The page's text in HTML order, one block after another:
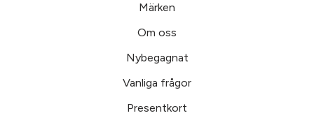
Märken
Om oss
Nybegagnat
Vanliga frågor
Presentkort